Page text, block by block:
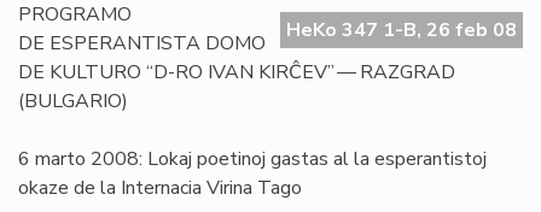
la
HeKo 347 1-B, 26 feb 08
PROGRAMO
DE ESPERANTISTA DOMO
DE KULTURO “D-RO IVAN KIRĈEV” — RAZGRAD
(BULGARIO)
6 marto 2008: Lokaj poetinoj gastas al la esperantistoj
okaze de la Internacia Virina Tago